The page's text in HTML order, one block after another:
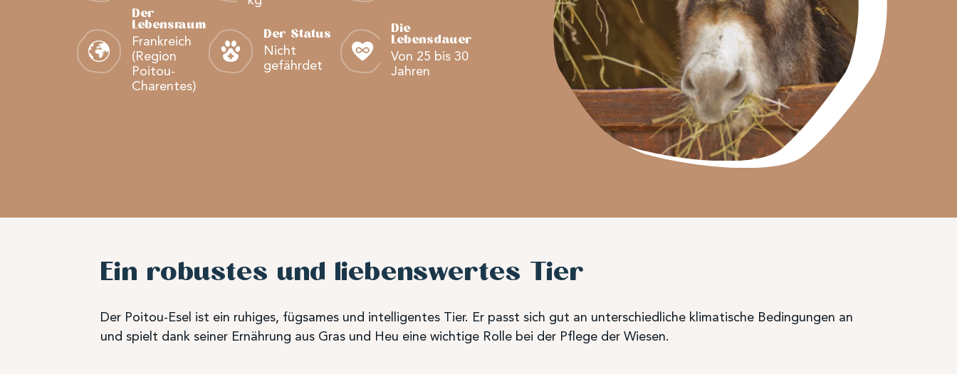
Der
Lebensraum
Frankreich
(Region
Poitou-
Charentes)
Der Status
Nicht
gefährdet
Die
Lebensdauer
Von 25 bis 30
Jahren
Ein robustes und liebenswertes Tier
Der Poitou-Esel ist ein ruhiges, fügsames und intelligentes Tier. Er passt sich gut an unterschiedliche klimatische Bedingungen an
und spielt dank seiner Ernährung aus Gras und Heu eine wichtige Rolle bei der Pflege der Wiesen.